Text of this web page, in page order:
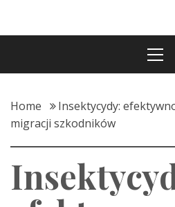
Home
Insektycydy:
migracji szkodników